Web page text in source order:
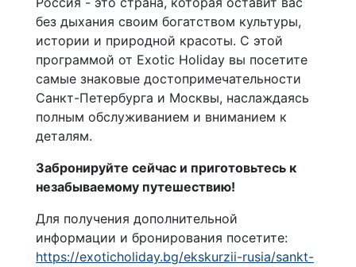
без дыхания своим богатством культуры,
истории и природной красоты. С этой
программой от Exotic Holiday вы посетите
самые знаковые достопримечательности
Санкт-Петербурга и Москвы, наслаждаясь
полным обслуживанием и вниманием к
деталям.
Забронируйте сейчас и приготовьтесь к
незабываемому путешествию!
Для получения дополнительной
информации и бронирования посетите:
https://exoticholiday.bg/ekskurzii-rusia/sankt-